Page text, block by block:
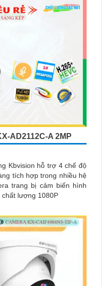
AD2112C-A 2MP
Kbvision hỗ trợ 4 chế độ
tích hợp trong nhiều hệ
lượng 1080P